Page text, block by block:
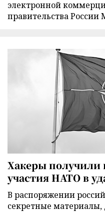
электронной
правительства
Хакеры получили
участия НАТО в
В распоряжении
секретные